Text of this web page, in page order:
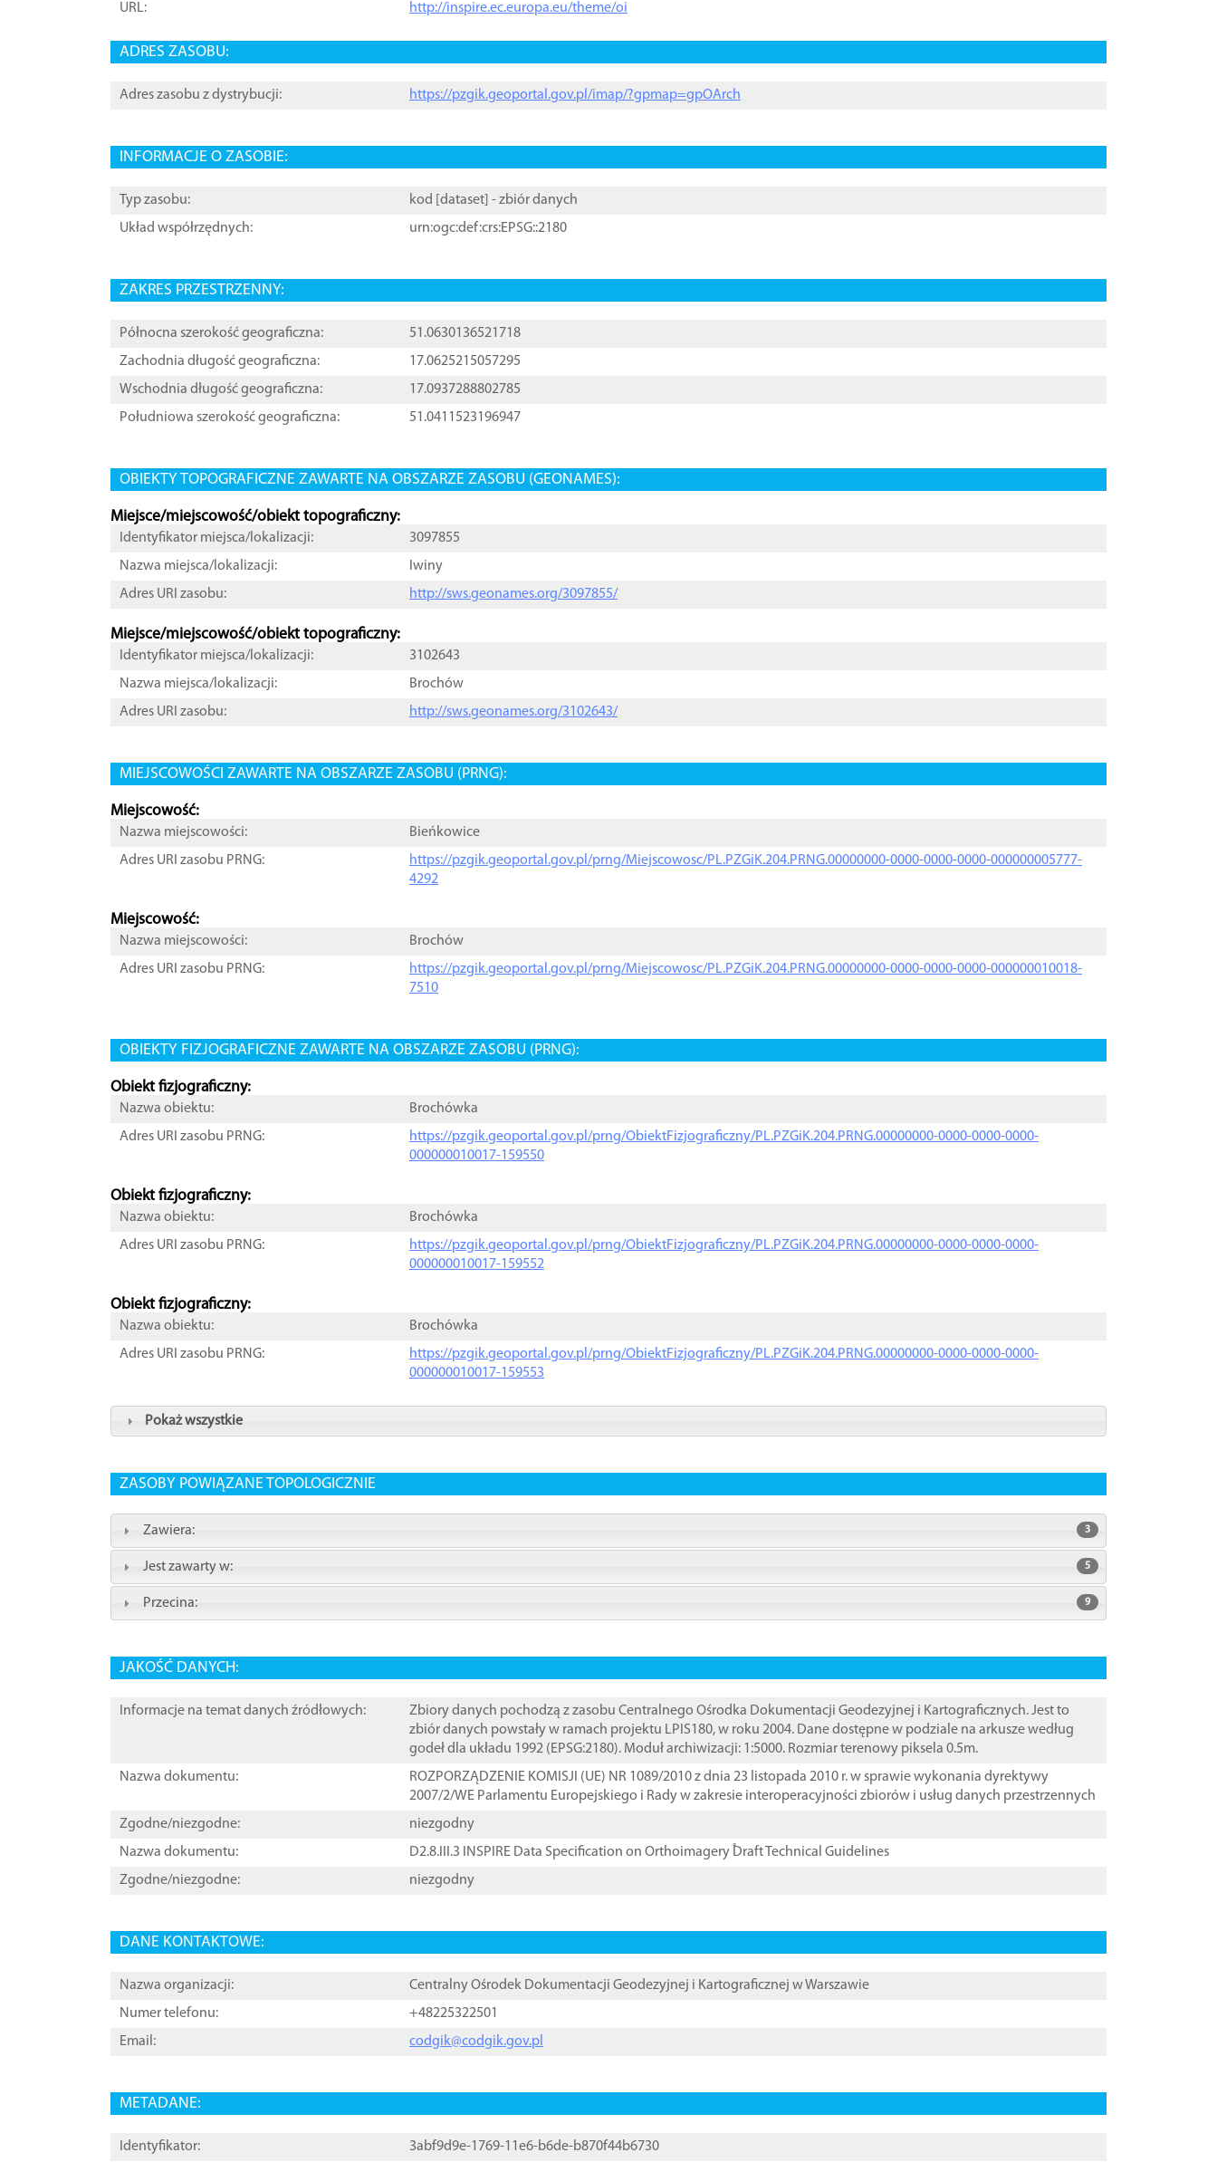
URL:
http://inspire.ec.europa.eu/theme/oi
ADRES ZASOBU:
Adres zasobu z dystrybucji: https://pzgik.geoportal.gov.pl/imap/?gpmap=gpOArch
INFORMACJE O ZASOBIE:
Typ zasobu: kod [ dataset ] - zbiór danych
Układ współrzędnych:
urn:ogc:def:crs:EPSG::2180
ZAKRES PRZESTRZENNY:
Północna szerokość geograficzna:
51.0630136521718
Zachodnia długość geograficzna:
17.0625215057295
Wschodnia długość geograficzna:
17.0937288802785
Południowa szerokość geograficzna:
51.0411523196947
OBIEKTY TOPOGRAFICZNE ZAWARTE NA OBSZARZE ZASOBU (GEONAMES):
Miejsce/miejscowość/obiekt topograficzny:
Identyfikator miejsca/lokalizacji:
3097855
Nazwa miejsca/lokalizacji:
Iwiny
Adres URI zasobu:
http://sws.geonames.org/3097855/
Miejsce/miejscowość/obiekt topograficzny:
Identyfikator miejsca/lokalizacji:
3102643
Nazwa miejsca/lokalizacji:
Brochów
Adres URI zasobu:
http://sws.geonames.org/3102643/
MIEJSCOWOŚCI ZAWARTE NA OBSZARZE ZASOBU (PRNG):
Miejscowość:
Nazwa miejscowości:
Bieńkowice
Adres URI zasobu PRNG:
https://pzgik.geoportal.gov.pl/prng/Miejscowosc/PL.PZGiK.204.PRNG.00000000-0000-0000-0000-000000005777-
4292
Miejscowość:
Nazwa miejscowości:
Brochów
Adres URI zasobu PRNG:
https://pzgik.geoportal.gov.pl/prng/Miejscowosc/PL.PZGiK.204.PRNG.00000000-0000-0000-0000-000000010018-
7510
OBIEKTY FIZJOGRAFICZNE ZAWARTE NA OBSZARZE ZASOBU (PRNG):
Obiekt fizjograficzny:
Nazwa obiektu:
Brochówka
Adres URI zasobu PRNG:
https://pzgik.geoportal.gov.pl/prng/ObiektFizjograficzny/PL.PZGiK.204.PRNG.00000000-0000-0000-0000-
000000010017-159550
Obiekt fizjograficzny:
Nazwa obiektu:
Brochówka
Adres URI zasobu PRNG:
https://pzgik.geoportal.gov.pl/prng/ObiektFizjograficzny/PL.PZGiK.204.PRNG.00000000-0000-0000-0000-
000000010017-159552
Obiekt fizjograficzny:
Nazwa obiektu:
Brochówka
Adres URI zasobu PRNG:
https://pzgik.geoportal.gov.pl/prng/ObiektFizjograficzny/PL.PZGiK.204.PRNG.00000000-0000-0000-0000-
000000010017-159553
Pokaż wszystkie
ZASOBY POWIĄZANE TOPOLOGICZNIE
Zawiera: 3
Jest zawarty w: 5
Przecina: 9
JAKOŚĆ DANYCH:
Informacje na temat danych źródłowych:
Zbiory danych pochodzą z zasobu Centralnego Ośrodka Dokumentacji Geodezyjnej i Kartograficznych. Jest to
zbiór danych powstały w ramach projektu LPIS180, w roku 2004. Dane dostępne w podziale na arkusze według
godeł dla układu 1992 (EPSG:2180). Moduł archiwizacji: 1:5000. Rozmiar terenowy piksela 0.5m.
Nazwa dokumentu:
ROZPORZĄDZENIE KOMISJI (UE) NR 1089/2010 z dnia 23 listopada 2010 r. w sprawie wykonania dyrektywy
2007/2/WE Parlamentu Europejskiego i Rady w zakresie interoperacyjności zbiorów i usług danych przestrzennych
Zgodne/niezgodne:
niezgodny
Nazwa dokumentu:
D2.8.III.3 INSPIRE Data Specification on Orthoimagery ֠Draft Technical Guidelines
Zgodne/niezgodne:
niezgodny
DANE KONTAKTOWE:
Nazwa organizacji:
Centralny Ośrodek Dokumentacji Geodezyjnej i Kartograficznej w Warszawie
Numer telefonu:
+48225322501
Email:
codgik@codgik.gov.pl
METADANE:
Identyfikator: 3abf9d9e-1769-11e6-b6de-b870f44b6730